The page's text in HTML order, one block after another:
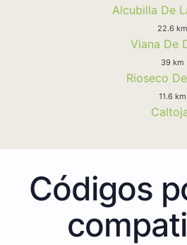
Alcubilla De
22.6 km
Viana De
39 km
Rioseco
11.6 km
Códigos